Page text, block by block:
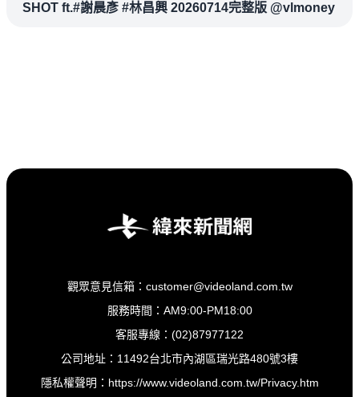
SHOT ft.#謝晨彥 #林昌興 20260714完整版 @vlmoney
觀眾意見信箱：customer@videoland.com.tw
服務時間：AM9:00-PM18:00
客服專線：(02)87977122
公司地址：11492台北市內湖區瑞光路480號3樓
隱私權聲明： https://www.videoland.com.tw/Privacy.htm